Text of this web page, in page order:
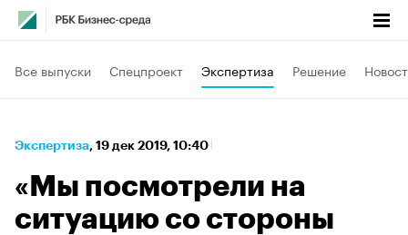
Все выпуски Спецпроект Экспертиза Решение
Экспертиза⁠, 19 дек 2019, 10:40
«Мы посмотрели на
ситуацию со стороны